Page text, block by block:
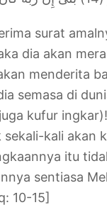
surat
dia akan
menderita
semasa di
kufur
kali akan
itu
sentiasa
10-15]